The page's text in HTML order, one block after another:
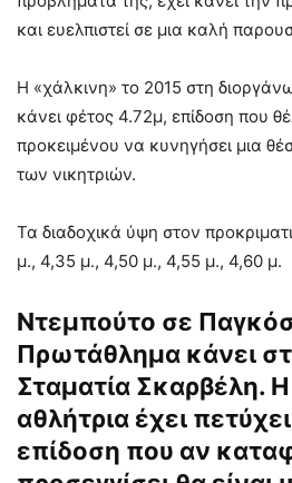
και ευελπιστεί σε μια καλή
Η «χάλκινη» το 2015 στη
κάνει φέτος 4.72μ, επίδοση που
προκειμένου να κυνηγήσει μια
των νικητριών.
Τα διαδοχικά ύψη στον
μ., 4,35 μ., 4,50 μ., 4,55 μ., 4,60 μ.
Ντεμπούτο σε
Πρωτάθλημα κάνει
Σταματία Σκαρβέλη.
αθλήτρια έχει
επίδοση που αν